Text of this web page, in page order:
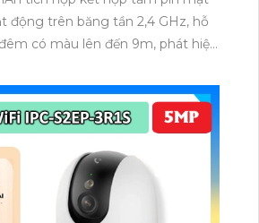
động trên băng tần 2,4 GHz, hỗ
có màu lên đến 9m, phát hiện
lên đến 512GB.